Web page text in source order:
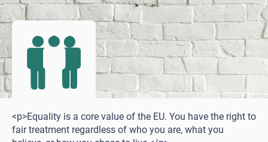
<p>Equality is a core value of the EU. You have the right to
fair treatment regardless of who you are, what you